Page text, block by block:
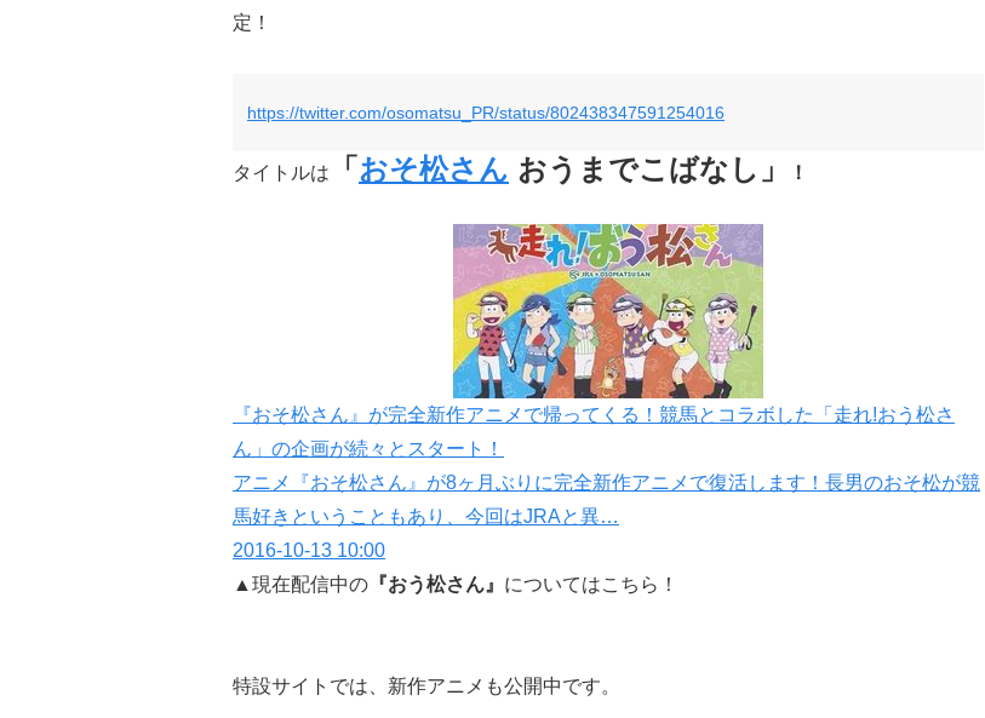
定！
https://twitter.com/osomatsu_PR/status/802438347591254016
タイトルは 「おそ松さん おうまでこばなし」 ！
『おそ松さん』が完全新作アニメで帰ってくる！競馬とコラボした「走れ!おう松さ
ん」の企画が続々とスタート！
アニメ『おそ松さん』が8ヶ月ぶりに完全新作アニメで復活します！長男のおそ松が競
馬好きということもあり、今回はJRAと異…
2016-10-13 10:00
▲現在配信中の 『おう松さん』 についてはこちら！
特設サイトでは、新作アニメも公開中です。